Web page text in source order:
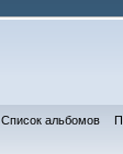
Список альбомов